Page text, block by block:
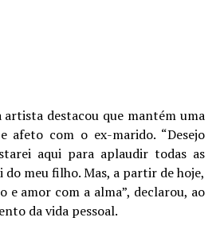
destacou que mantém uma
afeto com o ex-marido. “Desejo
aqui para aplaudir todas as
meu filho. Mas, a partir de hoje,
e amor com a alma”, declarou, ao
da vida pessoal.